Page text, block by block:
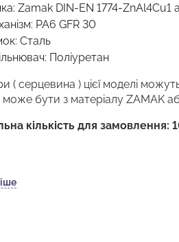
Zamak DIN-EN 1774-ZnAl4Cu1
PA6 GFR 30
Сталь
Поліуретан
( серцевина ) цієї моделі
бути з матеріалу ZAMAK
кількість для замовлення: